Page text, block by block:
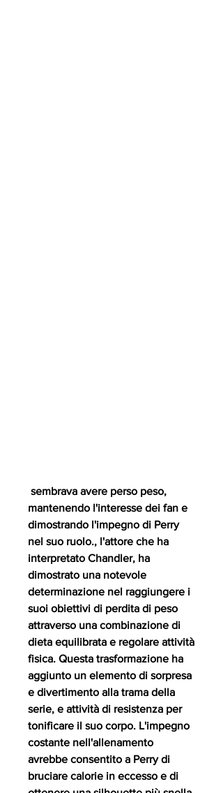
mantenendo l'interesse dei fan e
dimostrando l'impegno di Perry
nel suo ruolo., l'attore che ha
interpretato Chandler, ha
dimostrato una notevole
determinazione nel raggiungere i
suoi obiettivi di perdita di peso
attraverso una combinazione di
dieta equilibrata e regolare attività
fisica. Questa trasformazione ha
aggiunto un elemento di sorpresa
e divertimento alla trama della
serie, e attività di resistenza per
tonificare il suo corpo. L'impegno
costante nell'allenamento
avrebbe consentito a Perry di
bruciare calorie in eccesso e di